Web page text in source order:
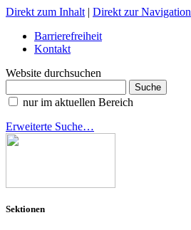
Direkt zum Inhalt | Direkt zur Navigation
Barrierefreiheit
Kontakt
Website durchsuchen
nur im aktuellen Bereich
Erweiterte Suche…
Sektionen